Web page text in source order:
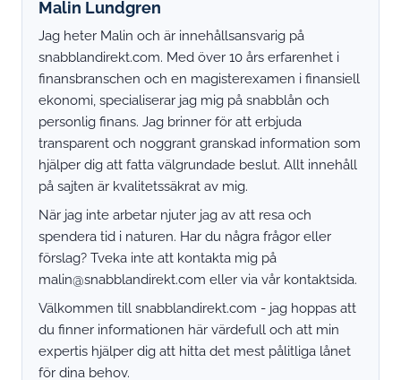
Malin Lundgren
Jag heter Malin och är innehållsansvarig på
snabblandirekt.com. Med över 10 års erfarenhet i
finansbranschen och en magisterexamen i finansiell
ekonomi, specialiserar jag mig på snabblån och
personlig finans. Jag brinner för att erbjuda
transparent och noggrant granskad information som
hjälper dig att fatta välgrundade beslut. Allt innehåll
på sajten är kvalitetssäkrat av mig.
När jag inte arbetar njuter jag av att resa och
spendera tid i naturen. Har du några frågor eller
förslag? Tveka inte att kontakta mig på
malin@snabblandirekt.com eller via vår kontaktsida.
Välkommen till snabblandirekt.com - jag hoppas att
du finner informationen här värdefull och att min
expertis hjälper dig att hitta det mest pålitliga lånet
för dina behov.